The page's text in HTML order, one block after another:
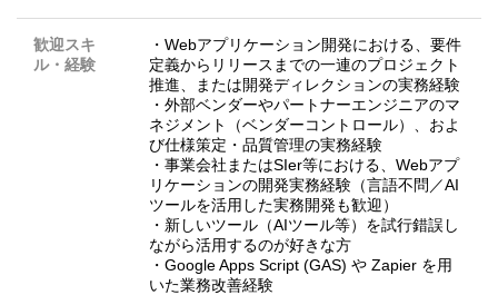
歓迎スキ
ル・経験
・Webアプリケーション開発における、要件
定義からリリースまでの一連のプロジェクト
推進、または開発ディレクションの実務経験
・外部ベンダーやパートナーエンジニアのマ
ネジメント（ベンダーコントロール）、およ
び仕様策定・品質管理の実務経験
・事業会社またはSIer等における、Webアプ
リケーションの開発実務経験（言語不問／AI
ツールを活用した実務開発も歓迎）
・新しいツール（AIツール等）を試行錯誤し
ながら活用するのが好きな方
・Google Apps Script (GAS) や Zapier を用
いた業務改善経験